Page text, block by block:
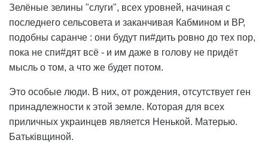
Зелёные зелины "слуги", всех уровней, начиная с
последнего сельсовета и заканчивая Кабмином и ВР,
подобны саранче : они будут пи#дить ровно до тех пор,
пока не спи#дят всё - и им даже в голову не придёт
мысль о том, а что же будет потом.
Это особые люди. В них, от рождения, отсутствует ген
принадлежности к этой земле. Которая для всех
приличных украинцев является Ненькой. Матерью.
Батьківщиной.